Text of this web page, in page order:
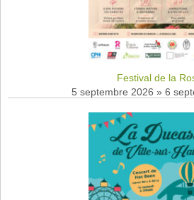
Festival de la
5 septembre 2026 » 6